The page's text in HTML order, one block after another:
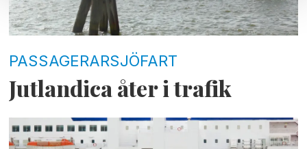
PASSAGERARSJÖFART
Jutlandica åter i trafik